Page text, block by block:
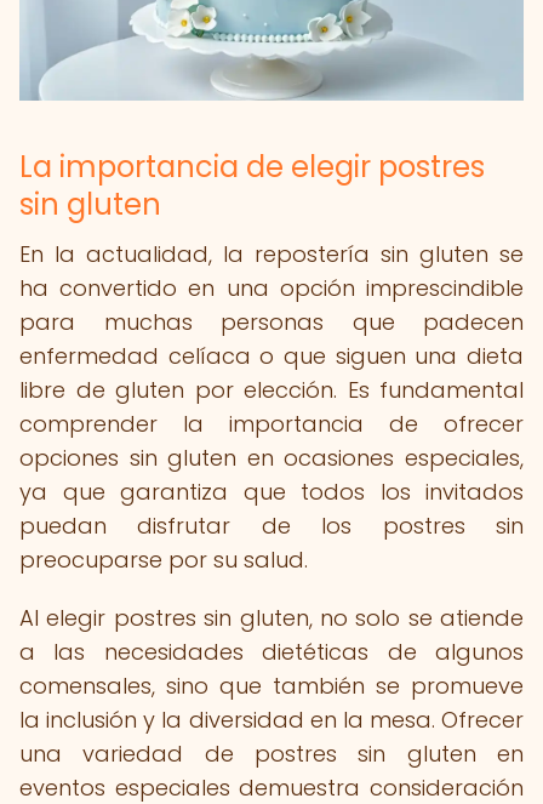
La importancia de elegir postres
sin gluten
En la actualidad, la repostería sin gluten se
ha convertido en una opción imprescindible
para muchas personas que padecen
enfermedad celíaca o que siguen una dieta
libre de gluten por elección. Es fundamental
comprender la importancia de ofrecer
opciones sin gluten en ocasiones especiales,
ya que garantiza que todos los invitados
puedan disfrutar de los postres sin
preocuparse por su salud.
Al elegir postres sin gluten, no solo se atiende
a las necesidades dietéticas de algunos
comensales, sino que también se promueve
la inclusión y la diversidad en la mesa. Ofrecer
una variedad de postres sin gluten en
eventos especiales demuestra consideración